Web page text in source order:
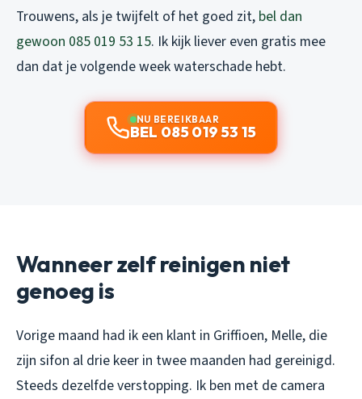
Trouwens, als je twijfelt of het goed zit, bel dan
gewoon 085 019 53 15. Ik kijk liever even gratis mee
dan dat je volgende week waterschade hebt.
NU BEREIKBAAR
BEL 085 019 53 15
Wanneer zelf reinigen niet
genoeg is
Vorige maand had ik een klant in Griffioen, Melle, die
zijn sifon al drie keer in twee maanden had gereinigd.
Steeds dezelfde verstopping. Ik ben met de camera